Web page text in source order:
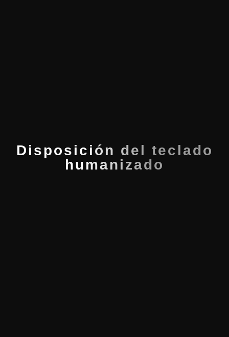
Disposición del teclado
humanizado